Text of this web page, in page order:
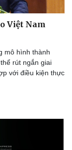
Việt Nam
mô hình thành
rút ngắn giai
với điều kiện thực